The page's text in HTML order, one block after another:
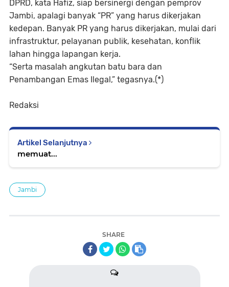
DPRD, kata Hafiz, siap bersinergi dengan pemprov
Jambi, apalagi banyak “PR” yang harus dikerjakan
kedepan. Banyak PR yang harus dikerjakan, mulai dari
infrastruktur, pelayanan publik, kesehatan, konflik
lahan hingga lapangan kerja.
“Serta masalah angkutan batu bara dan
Penambangan Emas Ilegal,” tegasnya.(*)
Redaksi
Artikel Selanjutnya
memuat...
Jambi
SHARE